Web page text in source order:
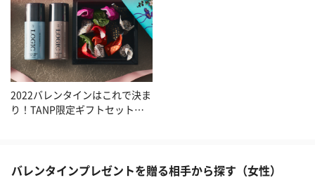
2022バレンタインはこれで決ま
り！TANP限定ギフトセット特
バレンタインプレゼントを贈る相手から探す（女性）